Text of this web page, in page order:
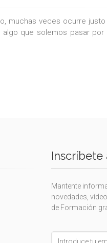
muchas veces ocurre
que solemos pasar
Inscríbete
Mantente
novedades,
de Formación
this